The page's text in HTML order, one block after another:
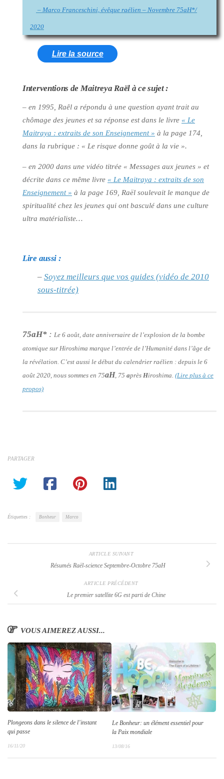
– Marco Franceschini, évêque raélien – Novembre 75aH*/
2020
Lire la source
Interventions de Maitreya Raël à ce sujet :
– en 1995, Raêl a répondu à une question ayant trait au
chômage des jeunes et sa réponse est dans le livre « Le
Maitraya : extraits de son Enseignement » à la page 174,
dans la rubrique : « Le risque donne goût à la vie ».
– en 2000 dans une vidéo titrée « Messages aux jeunes » et
décrite dans ce même livre « Le Maitraya : extraits de son
Enseignement » à la page 169, Raël soulevait le manque de
spiritualité chez les jeunes qui ont basculé dans une culture
ultra matérialiste…
Lire aussi :
– Soyez meilleurs que vos guides (vidéo de 2010
sous-titrée)
75aH* : Le 6 août, date anniversaire de l’explosion de la bombe
atomique sur Hiroshima marque l’entrée de l’Humanité dans l’âge de
la révélation. C’est aussi le début du calendrier raélien : depuis le 6
août 2020, nous sommes en 75aH, 75 après Hiroshima. (Lire plus à ce
propos)
PARTAGER
Étiquettes : Bonheur Marco
ARTICLE SUIVANT
Résumés Raël-science Septembre-Octobre 75aH
ARTICLE PRÉCÉDENT
Le premier satellite 6G est parti de Chine
VOUS AIMEREZ AUSSI...
Plongeons dans le silence de l’instant
qui passe
16/11/20
Le Bonheur: un élément essentiel pour
la Paix mondiale
13/08/16